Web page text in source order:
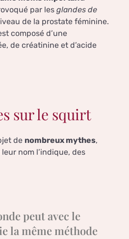
par les glandes de
de la prostate féminine.
composé d’une
de créatinine et d’acide
sur le squirt
de nombreux mythes,
nom l’indique, des
peut avec le
la même méthode